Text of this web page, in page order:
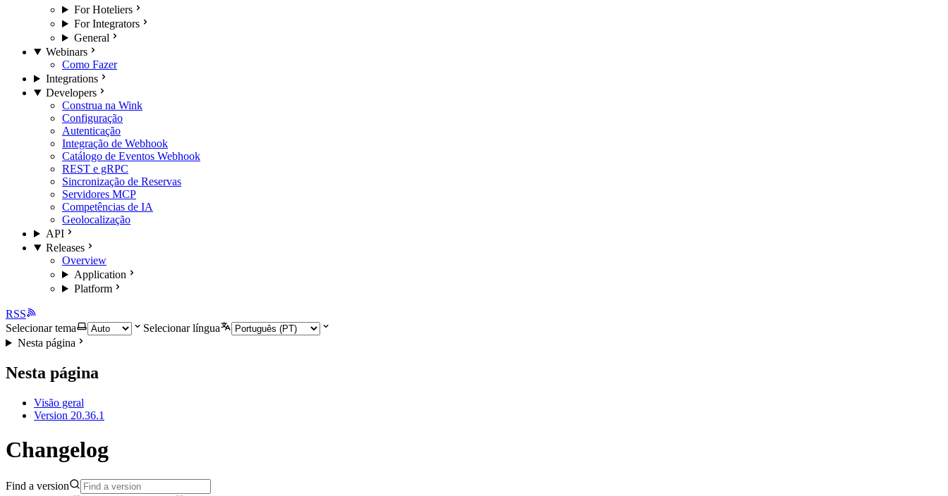
For Hoteliers
For Integrators
General
Webinars
Como Fazer
Integrations
Developers
Construa na Wink
Configuração
Autenticação
Integração de Webhook
Catálogo de Eventos Webhook
REST e gRPC
Sincronização de Reservas
Servidores MCP
Competências de IA
Geolocalização
API
Releases
Overview
Application
Platform
RSS
Selecionar tema
Selecionar língua
Nesta página
Nesta página
Visão geral
Version 20.36.1
Changelog
Find a version